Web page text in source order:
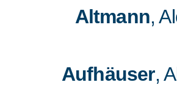
Altmann,
Aufhäuser,